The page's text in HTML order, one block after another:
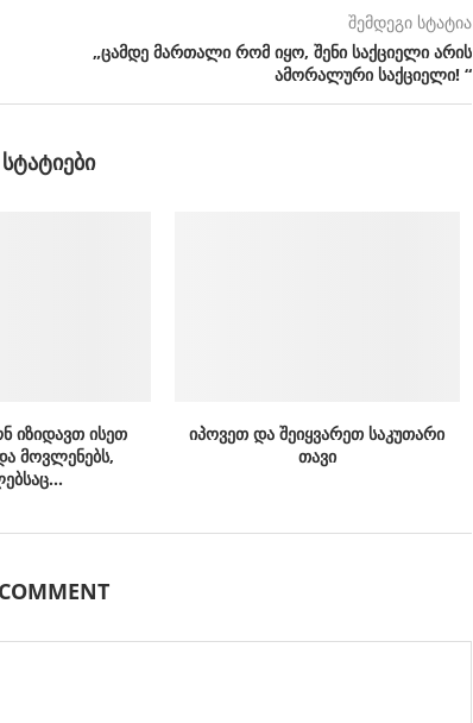
შემდეგი სტატია
„ცამდე მართალი რომ იყო, შენი საქციელი არის
ამორალური საქციელი! “
იზიდავთ ისეთ
მოვლენებს,
იპოვეთ და შეიყვარეთ საკუთარი
თავი